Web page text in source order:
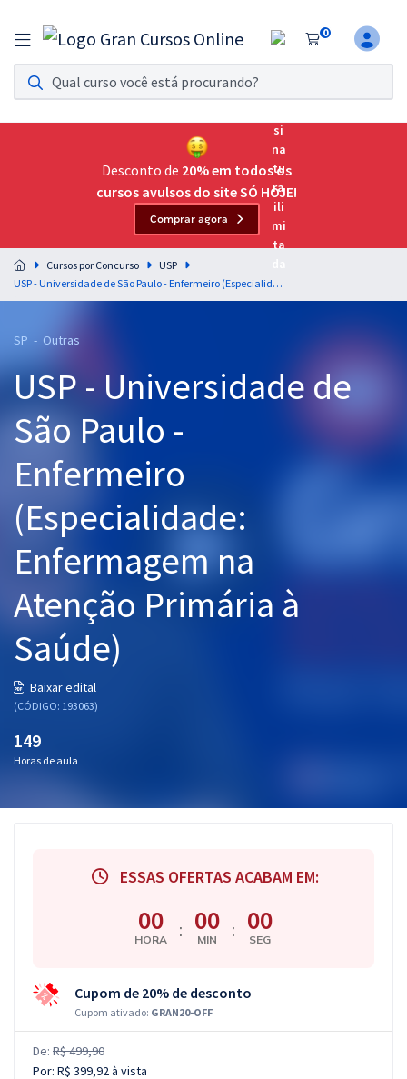
0
Assinatura Ilimitada 11
Acesso a todos os cursos. Teste grátis por 7 dias!
Assinatura OAB Até Passar
Acesso ilimitado a toda preparação para o Exame da
Residências Multiprofissionais
Preparação completa e intensiva para as principais
residências em saúde do Brasil
Cursos 20% OFF
Pós
Graduação
OAB
Mentorias
Questões grátis
Conteúdo gratuito
Aprovados
Desconto de 20% em todos os
cursos avulsos do site SÓ HOJE!
Comprar agora
Cursos por Concurso
USP
USP - Universidade de São Paulo - Enfermeiro (Especialidade: Enfermagem na Atenção Primária à Saúde)
SP - Outras
USP - Universidade de
São Paulo -
Enfermeiro
(Especialidade:
Enfermagem na
Atenção Primária à
Saúde)
Baixar edital
(CÓDIGO: 193063)
149
Horas de aula
ESSAS OFERTAS ACABAM EM:
00
HORA : 00
MIN : 00
SEG
Cupom de 20% de desconto
Cupom ativado: GRAN20-OFF
De: R$ 499,90
Por: R$ 399,92à vista